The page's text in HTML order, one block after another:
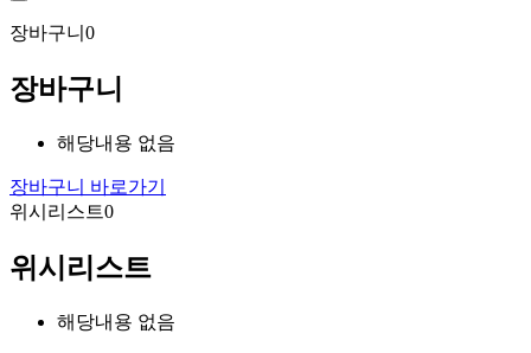
장바구니 0
장바구니
해당내용 없음
장바구니 바로가기
위시리스트0
위시리스트
해당내용 없음